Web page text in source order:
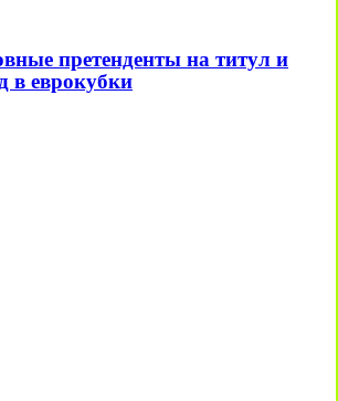
претенденты на титул и
в еврокубки